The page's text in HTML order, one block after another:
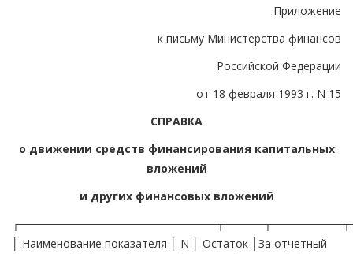
Приложение
к письму Министерства финансов
Российской Федерации
от 18 февраля 1993 г. N 15
СПРАВКА
о движении средств финансирования капитальных
вложений
и других финансовых вложений
│ Наименование показателя │ N │ Остаток │За отчетный